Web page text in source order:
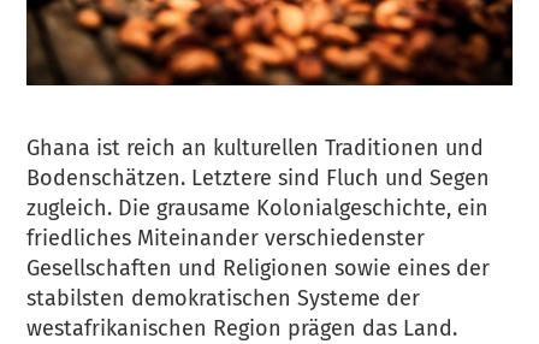
Ghana ist reich an kulturellen Traditionen und
Bodenschätzen. Letztere sind Fluch und Segen
zugleich. Die grausame Kolonialgeschichte, ein
friedliches Miteinander verschiedenster
Gesellschaften und Religionen sowie eines der
stabilsten demokratischen Systeme der
westafrikanischen Region prägen das Land.